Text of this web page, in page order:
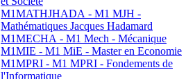
M1MATHJHADA - M1 MJH -
Mathématiques Jacques Hadamard
M1MECHA - M1 Mech - Mécanique
M1MIE - M1 MiE - Master en Economie
M1MPRI - M1 MPRI - Fondements de
l'Informatique